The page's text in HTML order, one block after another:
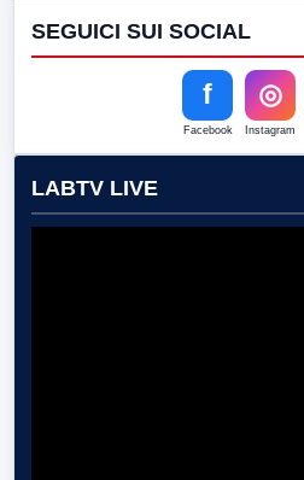
SEGUICI SUI SOCIAL
f
Facebook
◎
Instagram
LABTV LIVE